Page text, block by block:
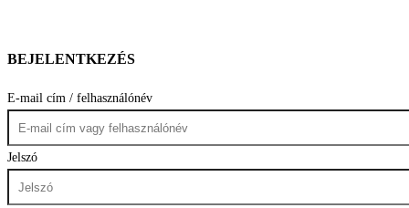
BEJELENTKEZÉS
E-mail cím / felhasználónév
Jelszó